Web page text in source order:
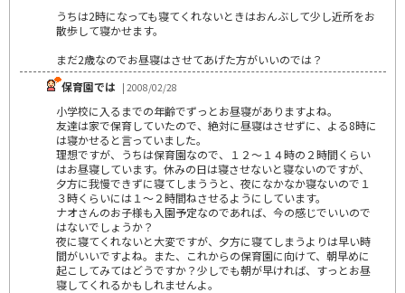
うちは2時になっても寝てくれないときはおんぶして少し近所をお
散歩して寝かせます。
まだ2歳なのでお昼寝はさせてあげた方がいいのでは？
保育園では | 2008/02/28
小学校に入るまでの年齢でずっとお昼寝がありますよね。
友達は家で保育していたので、絶対に昼寝はさせずに、よる8時に
は寝かせると言っていました。
理想ですが、うちは保育園なので、１２～１４時の２時間くらい
はお昼寝しています。休みの日は寝させないと寝ないのですが、
夕方に我慢できずに寝てしまううと、夜になかなか寝ないので１
３時くらいには１～２時間ねさせるようにしています。
ナオさんのお子様も入園予定なのであれば、今の感じでいいので
はないでしょうか？
夜に寝てくれないと大変ですが、夕方に寝てしまうよりは早い時
間がいいですよね。また、これからの保育園に向けて、朝早めに
起こしてみてはどうですか？少しでも朝が早ければ、すっとお昼
寝してくれるかもしれませんよ。